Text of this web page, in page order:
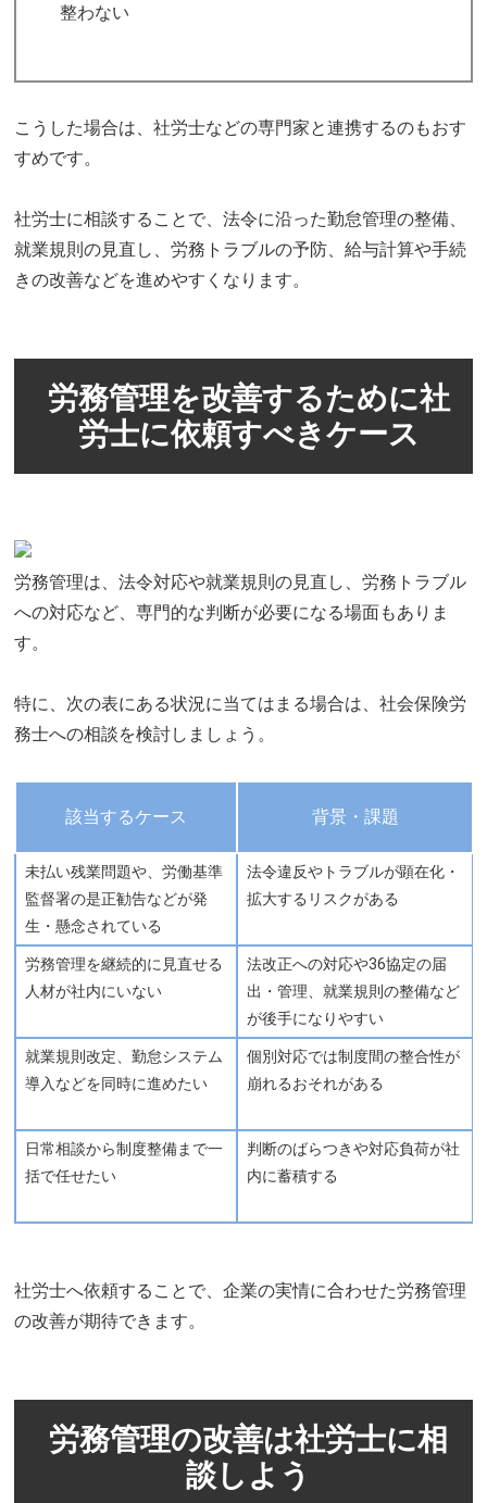
整わない
こうした場合は、社労士などの専門家と連携するのもおす
すめです。
社労士に相談することで、法令に沿った勤怠管理の整備、
就業規則の見直し、労務トラブルの予防、給与計算や手続
きの改善などを進めやすくなります。
労務管理を改善するために社
労士に依頼すべきケース
労務管理は、法令対応や就業規則の見直し、労務トラブル
への対応など、専門的な判断が必要になる場面もありま
す。
特に、次の表にある状況に当てはまる場合は、社会保険労
務士への相談を検討しましょう。
該当するケース 背景・課題
未払い残業問題や、労働基準
監督署の是正勧告などが発
生・懸念されている
法令違反やトラブルが顕在化・
拡大するリスクがある
労務管理を継続的に見直せる
人材が社内にいない
法改正への対応や36協定の届
出・管理、就業規則の整備など
が後手になりやすい
就業規則改定、勤怠システム
導入などを同時に進めたい
個別対応では制度間の整合性が
崩れるおそれがある
日常相談から制度整備まで一
括で任せたい
判断のばらつきや対応負荷が社
内に蓄積する
社労士へ依頼することで、企業の実情に合わせた労務管理
の改善が期待できます。
労務管理の改善は社労士に相
談しよう